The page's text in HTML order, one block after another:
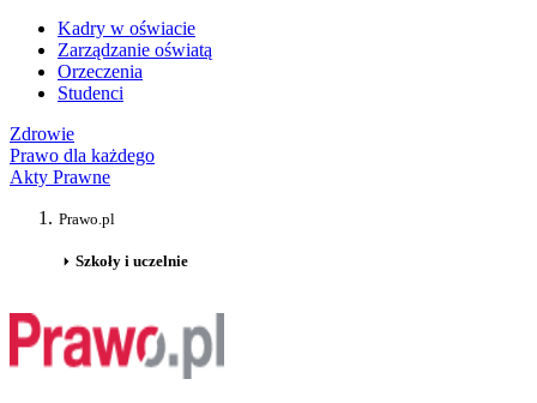
Kadry w oświacie
Zarządzanie oświatą
Orzeczenia
Studenci
Zdrowie
Prawo dla każdego
Akty Prawne
Prawo.pl
Szkoły i uczelnie